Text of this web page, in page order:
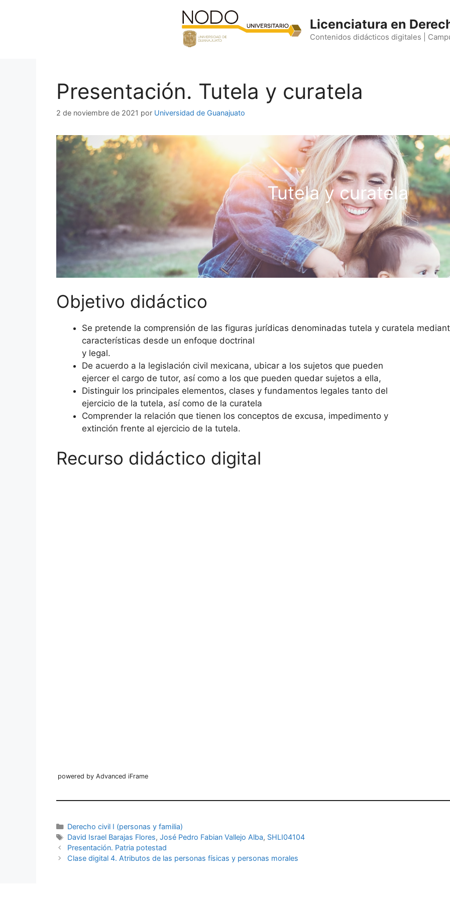
Licenciatura en
Contenidos didácticos digitales |
Presentación. Tutela y curatela
2 de noviembre de 2021 por Universidad de Guanajuato
Tutela y curatela
Objetivo didáctico
Se pretende la comprensión de las figuras jurídicas denominadas tutela y curatela
características desde un enfoque doctrinal
y legal.
De acuerdo a la legislación civil mexicana, ubicar a los sujetos que pueden
ejercer el cargo de tutor, así como a los que pueden quedar sujetos a ella,
Distinguir los principales elementos, clases y fundamentos legales tanto del
ejercicio de la tutela, así como de la curatela
Comprender la relación que tienen los conceptos de excusa, impedimento y
extinción frente al ejercicio de la tutela.
Recurso didáctico digital
powered by Advanced iFrame
Categorías
Derecho civil I (personas y familia)
Etiquetas
David Israel Barajas Flores, José Pedro Fabian Vallejo Alba, SHLI04104
Presentación. Patria potestad
Clase digital 4. Atributos de las personas físicas y personas morales